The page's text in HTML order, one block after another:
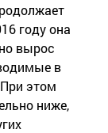
году она
вырос
в
этом
ниже,